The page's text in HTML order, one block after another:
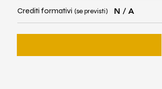
Crediti formativi (se previsti) N / A